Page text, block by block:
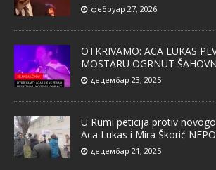
фебруар 27, 2026
OTKRIVAMO: ACA LUKAS
MOSTARU OGRNUT
децембар 23, 2025
U Rumi peticija protiv
Aca Lukas i Mira Škorić
децембар 21, 2025